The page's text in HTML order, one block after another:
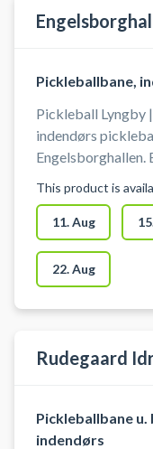
Pickleballbane,
Pickleball Lyngby
indendørs
Engelsborghallen.
Engelsborghallen Det er muligt at
låne bat og bolde på
skal selv tage net
skal benyttes
ikke sætter
mulighed for bad
This product is
11. Aug
22. Aug
Rudegaard
Pickleballbane
indendørs